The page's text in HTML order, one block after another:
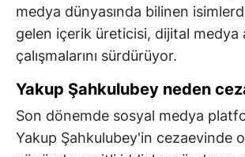
medya dünyasında bilinen
gelen içerik üreticisi, dijital medya
çalışmalarını sürdürüyor.
Yakup Şahkulubey neden
Son dönemde sosyal medya
Yakup Şahkulubey'in cezaevinde